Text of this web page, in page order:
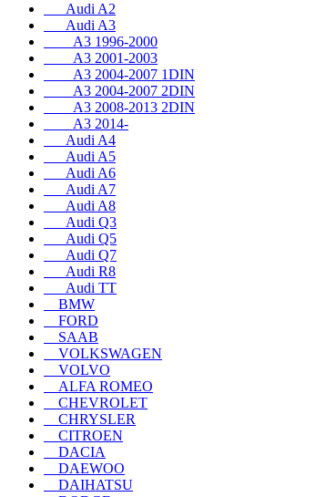
Audi A2
Audi A3
A3 1996-2000
A3 2001-2003
A3 2004-2007 1DIN
A3 2004-2007 2DIN
A3 2008-2013 2DIN
A3 2014-
Audi A4
Audi A5
Audi A6
Audi A7
Audi A8
Audi Q3
Audi Q5
Audi Q7
Audi R8
Audi TT
BMW
FORD
SAAB
VOLKSWAGEN
VOLVO
ALFA ROMEO
CHEVROLET
CHRYSLER
CITROEN
DACIA
DAEWOO
DAIHATSU